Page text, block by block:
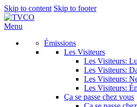
Skip to content Skip to footer
Menu
Émissions
Les Visiteurs
Les Visiteurs:
Les Visiteurs:
Les Visiteurs:
Les Visiteurs:
Ça se passe chez vous